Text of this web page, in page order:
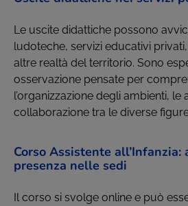
Le uscite didattiche possono
ludoteche, servizi educativi privati,
altre realtà del territorio. Sono
osservazione pensate per
l’organizzazione degli ambienti,
collaborazione tra le diverse
Corso Assistente
presenza nelle sedi
Il corso si svolge online e può